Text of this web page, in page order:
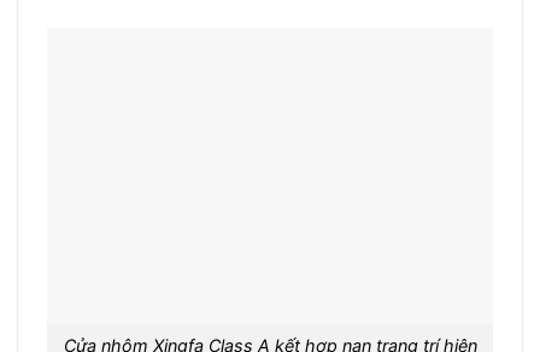
Cửa nhôm Xingfa Class A kết hợp nan trang trí hiện